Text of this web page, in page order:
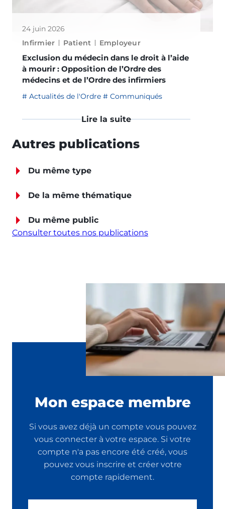
24 juin 2026
Infirmier
Patient Employeur
Exclusion du médecin dans le droit à l’aide
à mourir : Opposition de l’Ordre des
médecins et de l’Ordre des infirmiers
Actualités de l'Ordre Communiqués
Lire la suite
Autres publications
Du même type
De la même thématique
Du même public
Consulter toutes nos publications
Mon espace membre
Si vous avez déjà un compte vous pouvez
vous connecter à votre espace. Si votre
compte n'a pas encore été créé, vous
pouvez vous inscrire et créer votre
compte rapidement.